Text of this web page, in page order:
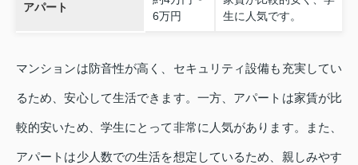
アパート
6万円
生に人気です。
マンションは防音性が高く、セキュリティ設備も充実してい
るため、安心して生活できます。一方、アパートは家賃が比
較的安いため、学生にとって非常に人気があります。また、
アパートは少人数での生活を想定しているため、親しみやす